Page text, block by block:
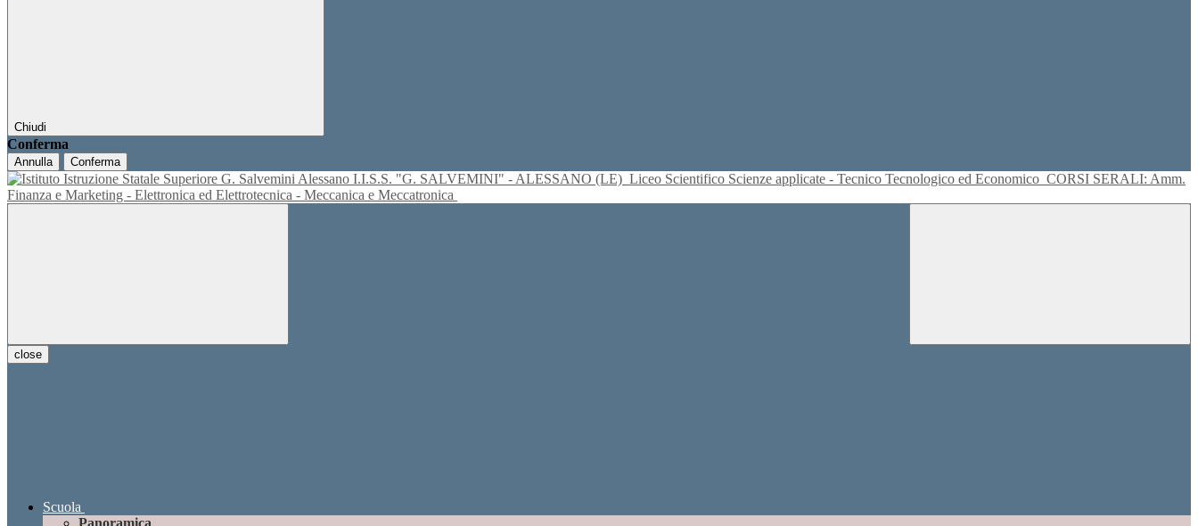
Chiudi
Conferma
Annulla Conferma
I.I.S.S. "G. SALVEMINI" - ALESSANO (LE) Liceo Scientifico Scienze applicate - Tecnico Tecnologico ed Economico CORSI SERALI: Amm.
Finanza e Marketing - Elettronica ed Elettrotecnica - Meccanica e Meccatronica
close
Scuola